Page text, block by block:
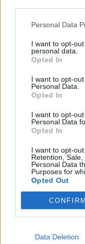
Personal Data
I want to opt-
personal data.
Opted In
I want to opt-
Personal Data.
Opted In
I want to opt-
Personal Data
Opted In
I want to opt-
Retention,
Personal Data
Purposes for
Opted Out
CONFIRM
Data Deletion